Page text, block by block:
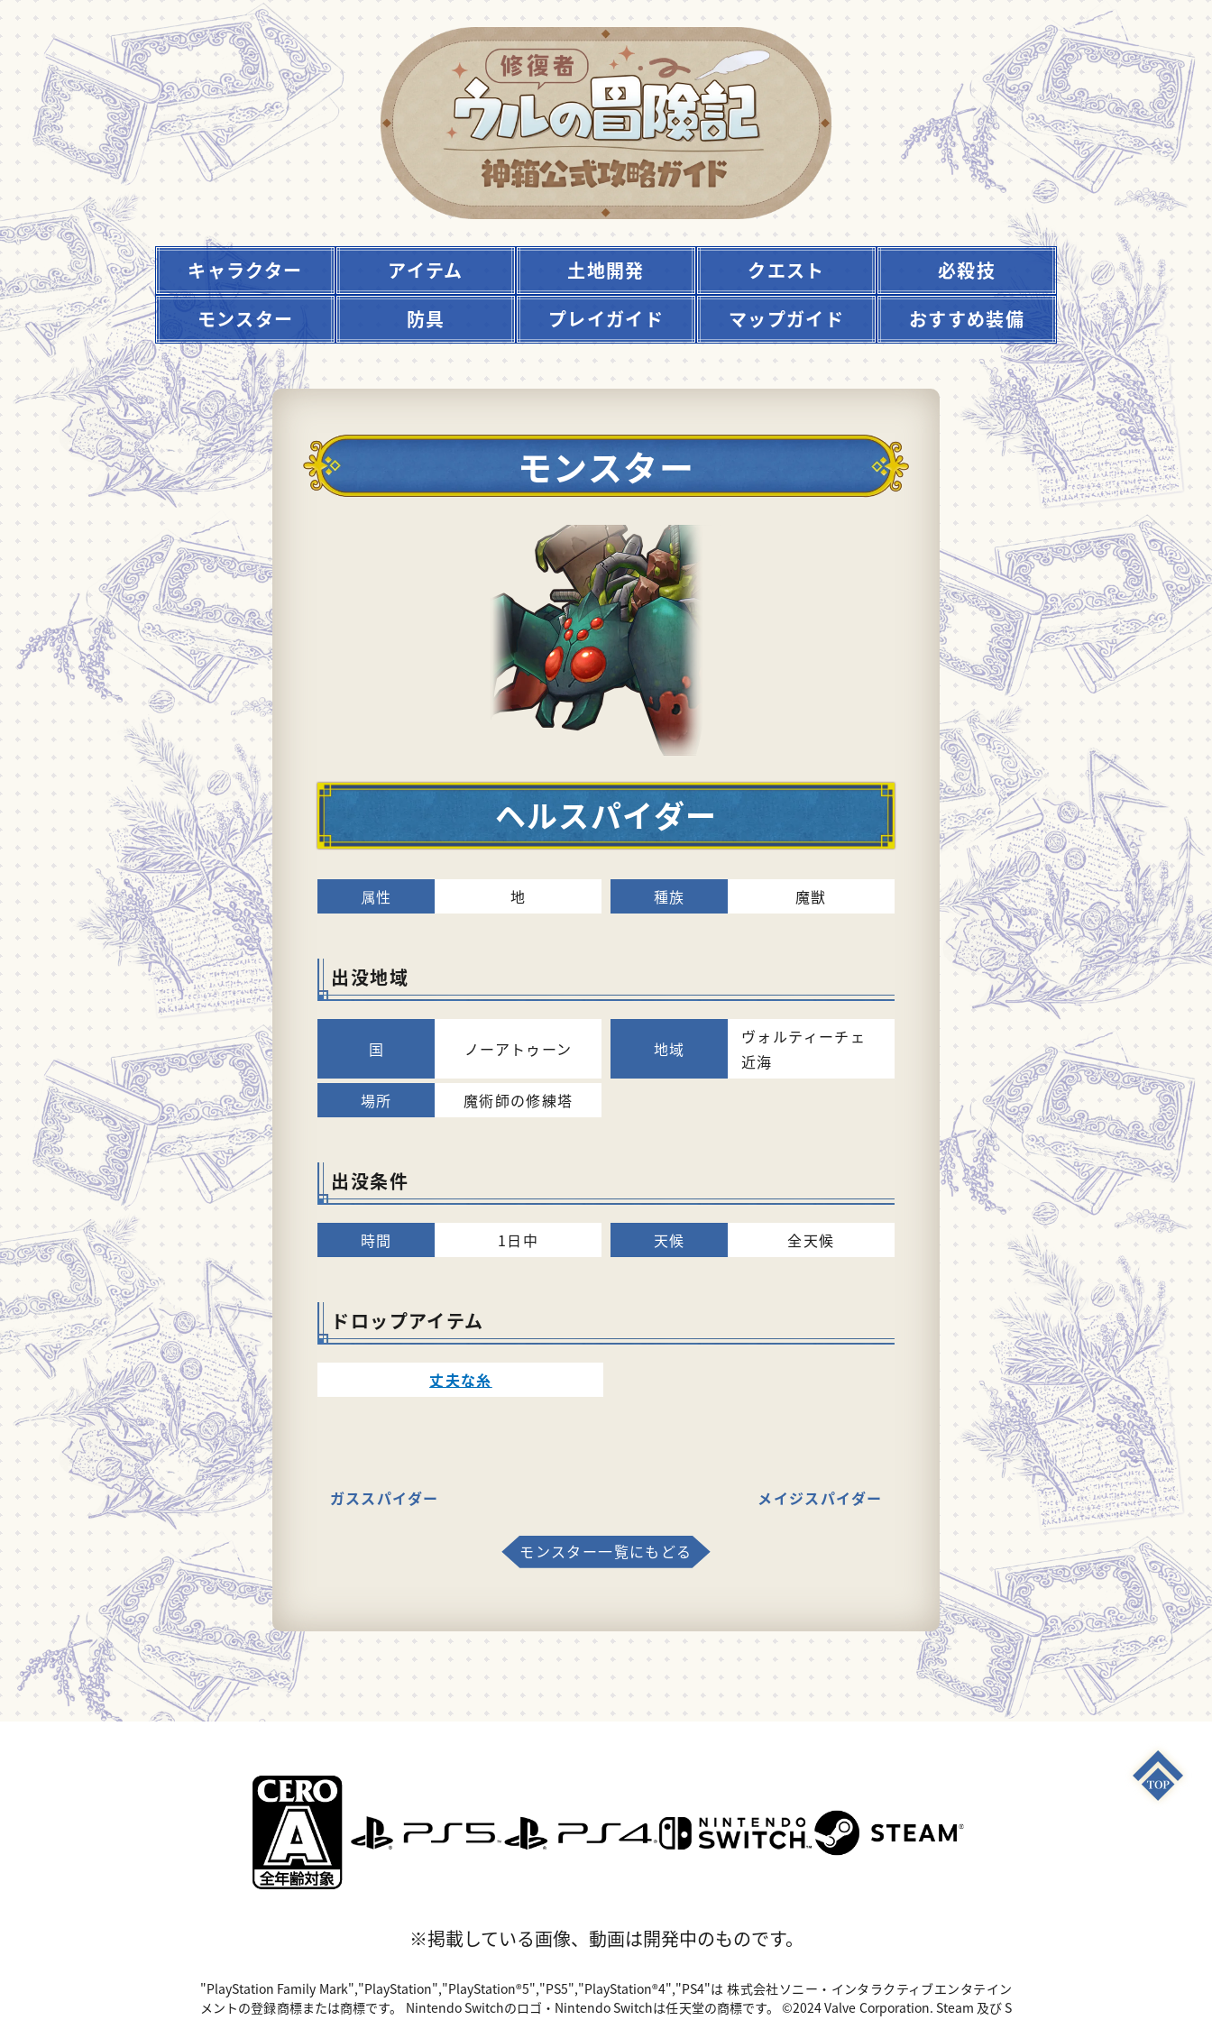
キャラクター アイテム 土地開発 クエスト
必殺技
モンスター
防具 プレイガイド マップガイド おすすめ装備
モンスター
ヘルスパイダー
地 魔獣
出没地域
ノーアトゥーン
ヴォルティーチェ
近海
魔術師の修練塔
出没条件
1日中 全天候
ドロップアイテム
丈夫な糸
ガススパイダー メイジスパイダー
モンスター一覧にもどる
※掲載している画像、動画は開発中のものです。
"PlayStation Family Mark","PlayStation","PlayStation®5","PS5","PlayStation®4","PS4"は 株式会社ソニー・インタラクティブエンタテイン
メントの登録商標または商標です。 Nintendo Switchのロゴ・Nintendo Switchは任天堂の商標です。 ©2024 Valve Corporation. Steam 及び S